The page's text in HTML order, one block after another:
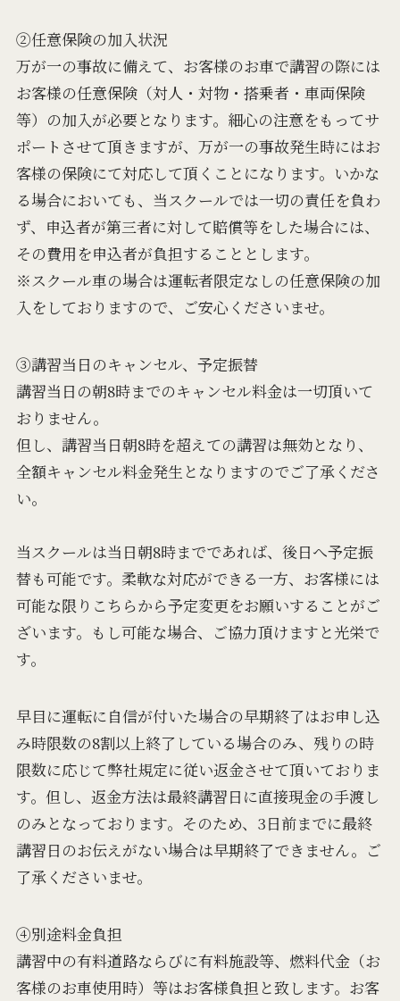
②任意保険の加入状況
万が一の事故に備えて、お客様のお車で講習の際には
お客様の任意保険（対人・対物・搭乗者・車両保険
等）の加入が必要となります。細心の注意をもってサ
ポートさせて頂きますが、万が一の事故発生時にはお
客様の保険にて対応して頂くことになります。いかな
る場合においても、当スクールでは⼀切の責任を負わ
ず、申込者が第三者に対して賠償等をした場合には、
その費⽤を申込者が負担することとします。
※スクール車の場合は運転者限定なしの任意保険の加
入をしておりますので、ご安心くださいませ。
③講習当日のキャンセル、予定振替
講習当日の朝8時までのキャンセル料金は一切頂いて
おりません。
但し、講習当日朝8時を超えての講習は無効となり、
全額キャンセル料金発生となりますのでご了承くださ
い。
当スクールは当日朝8時までであれば、後日へ予定振
替も可能です。柔軟な対応ができる一方、お客様には
可能な限りこちらから予定変更をお願いすることがご
ざいます。もし可能な場合、ご協力頂けますと光栄で
す。
早目に運転に自信が付いた場合の早期終了はお申し込
み時限数の8割以上終了している場合のみ、残りの時
限数に応じて弊社規定に従い返金させて頂いておりま
す。但し、返金方法は最終講習日に直接現金の手渡し
のみとなっております。そのため、3日前までに最終
講習日のお伝えがない場合は早期終了できません。ご
了承くださいませ。
④別途料金負担
講習中の有料道路ならびに有料施設等、燃料代金（お
客様のお車使⽤時）等はお客様負担と致します。お客